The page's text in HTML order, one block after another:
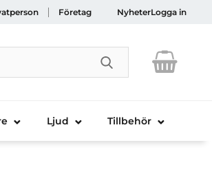
Företag NyheterLogga in
Genomför
Ljud Tillbehör